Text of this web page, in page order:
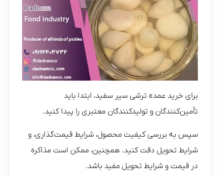
برای خرید عمده ترشی سیر سفید، ابتدا باید
تأمین‌کنندگان و تولیدکنندگان معتبری را پیدا کنید.
سپس به بررسی کیفیت محصول، شرایط قیمت‌گذاری، و
شرایط تحویل دقت کنید. همچنین، ممکن است مذاکره
در قیمت و شرایط تحویل مفید باشد.